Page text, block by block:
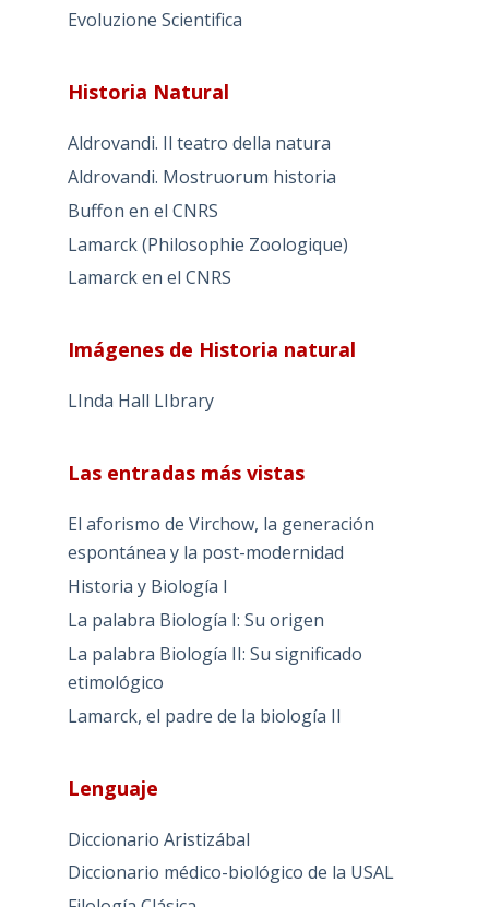
Evoluzione Scientifica
Historia Natural
Aldrovandi. Il teatro della natura
Aldrovandi. Mostruorum historia
Buffon en el CNRS
Lamarck (Philosophie Zoologique)
Lamarck en el CNRS
Imágenes de Historia natural
LInda Hall LIbrary
Las entradas más vistas
El aforismo de Virchow, la generación
espontánea y la post-modernidad
Historia y Biología I
La palabra Biología I: Su origen
La palabra Biología II: Su significado
etimológico
Lamarck, el padre de la biología II
Lenguaje
Diccionario Aristizábal
Diccionario médico-biológico de la USAL